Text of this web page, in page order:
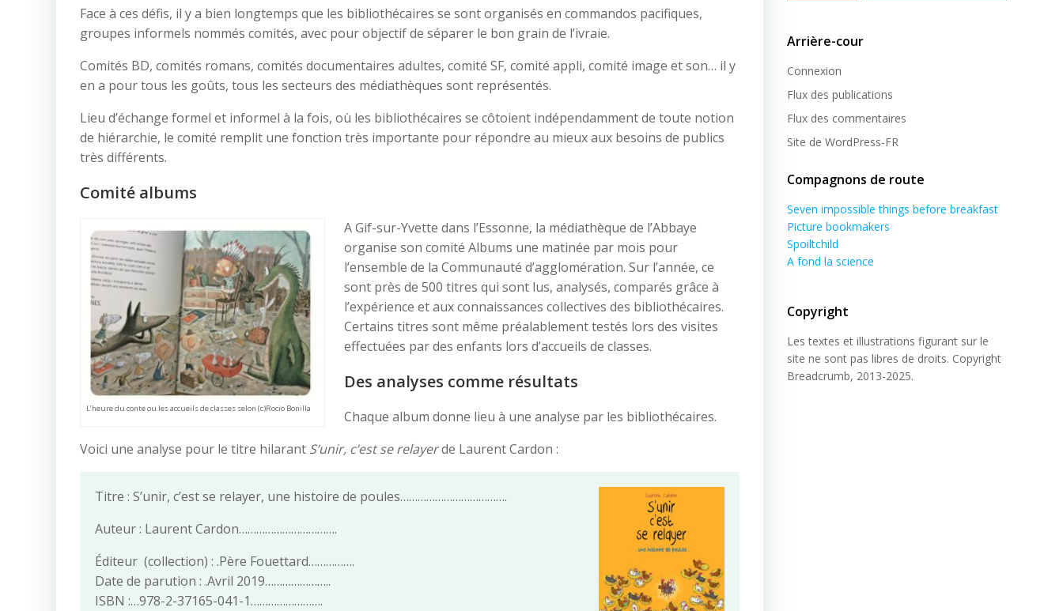
Face à ces défis, il y a bien longtemps que les bibliothécaires se sont organisés en commandos pacifiques,
groupes informels nommés comités, avec pour objectif de séparer le bon grain de l’ivraie.
Comités BD, comités romans, comités documentaires adultes, comité SF, comité appli, comité image et son… il y
en a pour tous les goûts, tous les secteurs des médiathèques sont représentés.
Lieu d’échange formel et informel à la fois, où les bibliothécaires se côtoient indépendamment de toute notion
de hiérarchie, le comité remplit une fonction très importante pour répondre au mieux aux besoins de publics
très différents.
Comité albums
L’heure du conte ou les accueils de classes selon (c)Rocio Bonilla
A Gif-sur-Yvette dans l’Essonne, la médiathèque de l’Abbaye
organise son comité Albums une matinée par mois pour
l’ensemble de la Communauté d’agglomération. Sur l’année, ce
sont près de 500 titres qui sont lus, analysés, comparés grâce à
l’expérience et aux connaissances collectives des bibliothécaires.
Certains titres sont même préalablement testés lors des visites
effectuées par des enfants lors d’accueils de classes.
Des analyses comme résultats
Chaque album donne lieu à une analyse par les bibliothécaires.
Voici une analyse pour le titre hilarant S’unir, c’est se relayerde Laurent Cardon :
Titre : S’unir, c’est se relayer, une histoire de poules……………………………….
Auteur : Laurent Cardon…………………………….
Éditeur (collection) : .Père Fouettard…………….
Date de parution : .Avril 2019…………………..
ISBN :…978-2-37165-041-1…………………….
Arrière-cour
Connexion
Flux des publications
Flux des commentaires
Site de WordPress-FR
Compagnons de route
Seven impossible things before breakfast
Picture bookmakers
Spoiltchild
A fond la science
Copyright
Les textes et illustrations figurant sur le
site ne sont pas libres de droits. Copyright
Breadcrumb, 2013-2025.